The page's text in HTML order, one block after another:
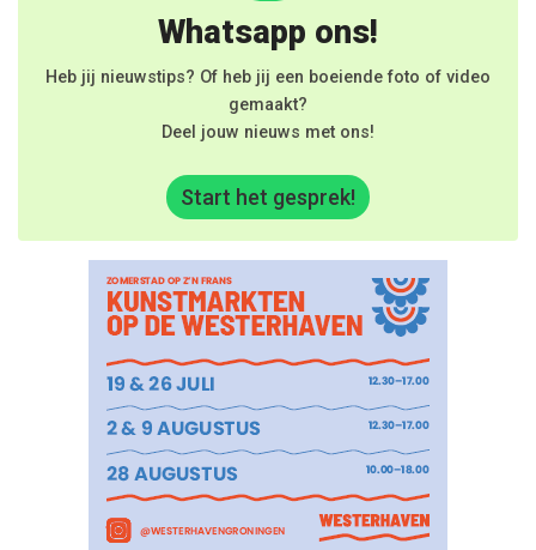
Whatsapp ons!
Heb jij nieuwstips? Of heb jij een boeiende foto of video
gemaakt?
Deel jouw nieuws met ons!
Start het gesprek!